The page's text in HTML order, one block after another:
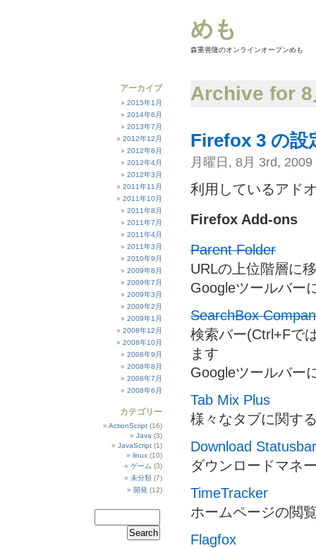
めも
森重善隆のオンラインオープンめも
Archive for 8
Firefox 3 の設
月曜日, 8月 3rd, 2009
利用しているアド
Firefox Add-ons
Parent Folder
URLの上位階層に
Googleツールバー
SearchBox
検索バー(Ctrl+Fで
ます
Googleツールバー
Tab Mix Plus
様々なタブに関す
Download Statusbar
ダウンロードマネ
TimeTracker
ホームページの閲
Flagfox
アーカイブ
2015年1月
2014年6月
2013年7月
2012年12月
2012年8月
2012年4月
2012年3月
2011年11月
2011年10月
2011年8月
2011年7月
2011年4月
2011年3月
2010年9月
2009年8月
2009年7月
2009年3月
2009年2月
2009年1月
2008年12月
2008年10月
2008年9月
2008年8月
2008年7月
2008年6月
カテゴリー
ActionScript (16)
Java (3)
JavaScript (1)
linux (10)
ゲーム (3)
未分類 (7)
開発 (12)